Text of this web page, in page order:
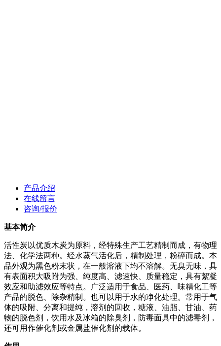
产品介绍
在线留言
咨询/报价
基本简介
活性炭以优质木炭为原料，经特殊生产工艺精制而成，有物理
法、化学法两种。经水蒸气活化后，精制处理，粉碎而成。本
品外观为黑色粉末状，在一般溶液下均不溶解。无臭无味，具
有表面积大吸附为强、纯度高、滤速快、质量稳定，具有絮凝
效应和助滤效应等特点。广泛适用于食品、医药、味精化工等
产品的脱色、除杂精制。也可以用于水的净化处理。常用于气
体的吸附、分离和提纯，溶剂的回收，糖液、油脂、甘油、药
物的脱色剂，饮用水及冰箱的除臭剂，防毒面具中的滤毒剂，
还可用作催化剂或金属盐催化剂的载体。